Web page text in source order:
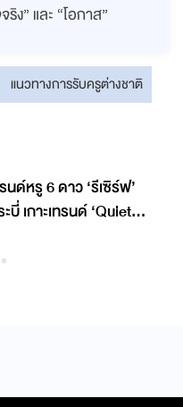
ง” และ “โอกาส”
แนวทางการรับครูต่างชาติ
นด์หรู 6 ดาว ‘รีเซิร์ฟ’
เกาะเทรนด์ ‘Quiet